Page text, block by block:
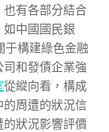
有各部分結合
中國國民銀
于構建綠色金融
和發債企業強
從縱向看，構成
的周遭的狀況信
的狀況影響評價